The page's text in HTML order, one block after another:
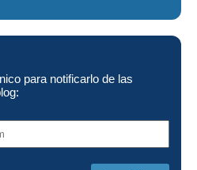
para notificarlo de las